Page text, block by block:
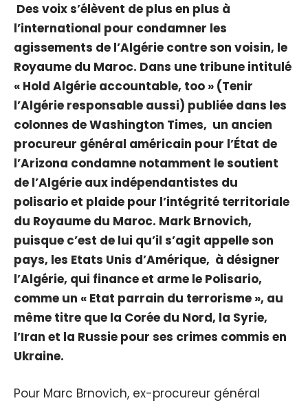
Des voix s’élèvent de plus en plus à
l’international pour condamner les
agissements de l’Algérie contre son voisin, le
Royaume du Maroc. Dans une tribune intitulé
« Hold Algérie accountable, too » (Tenir
l’Algérie responsable aussi) publiée dans les
colonnes de Washington Times, un ancien
procureur général américain pour l’État de
l’Arizona condamne notamment le soutient
de l’Algérie aux indépendantistes du
polisario et plaide pour l’intégrité territoriale
du Royaume du Maroc. Mark Brnovich,
puisque c’est de lui qu’il s’agit appelle son
pays, les Etats Unis d’Amérique, à désigner
l’Algérie, qui finance et arme le Polisario,
comme un « Etat parrain du terrorisme », au
même titre que la Corée du Nord, la Syrie,
l’Iran et la Russie pour ses crimes commis en
Ukraine.
Pour Marc Brnovich, ex-procureur général